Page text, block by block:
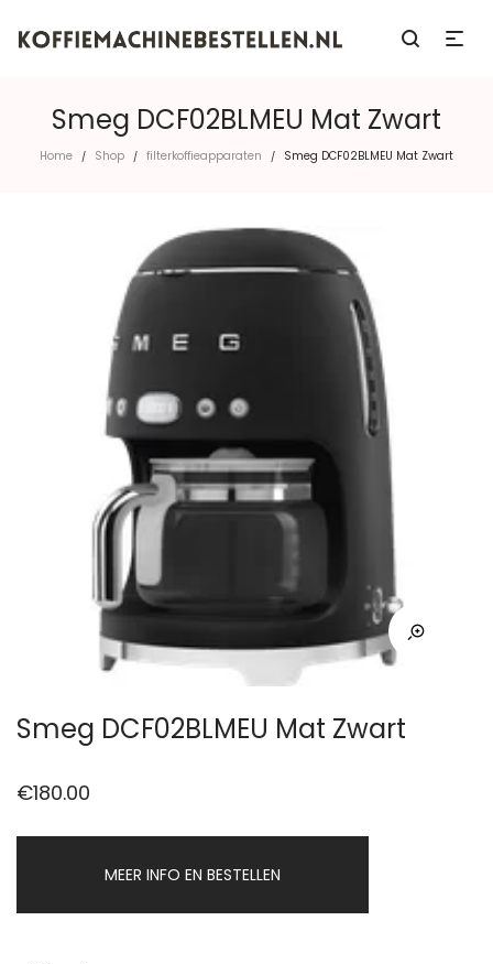
Smeg DCF02BLMEU Mat Zwart
Home / Shop / filterkoffieapparaten / Smeg DCF02BLMEU Mat Zwart
Smeg DCF02BLMEU Mat Zwart
€180.00
MEER INFO EN BESTELLEN